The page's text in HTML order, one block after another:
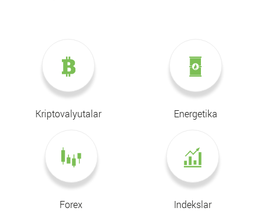
Kriptovalyutalar Energetika
Forex Indekslar